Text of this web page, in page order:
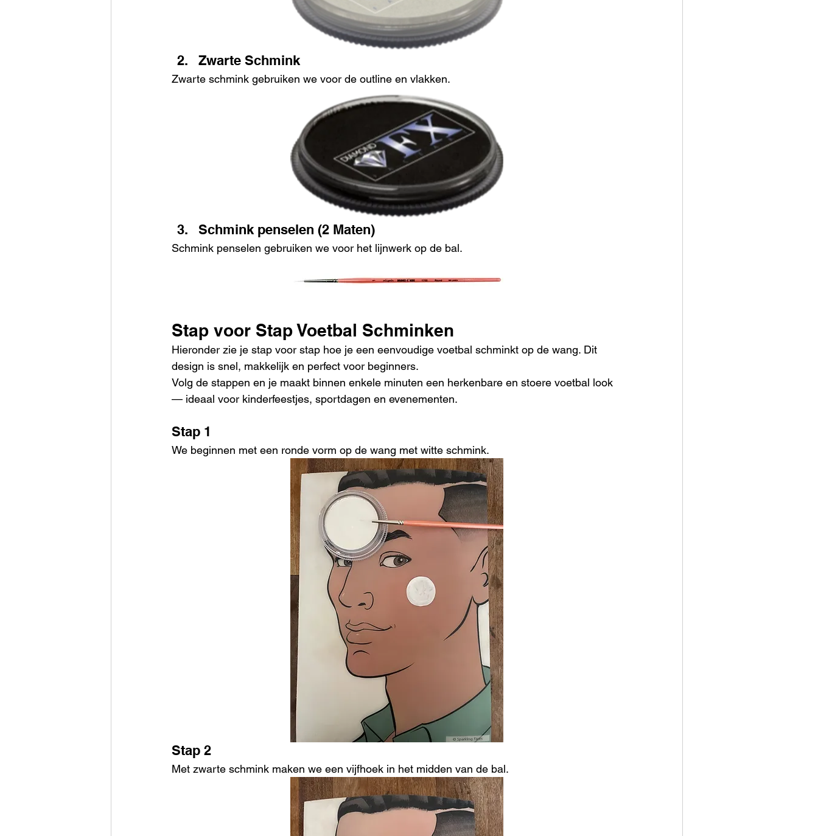
Zwarte Schmink
Zwarte schmink gebruiken we voor de outline en vlakken.
Schmink penselen (2 Maten)
Schmink penselen gebruiken we voor het lijnwerk op de bal.
Stap voor Stap Voetbal Schminken
Hieronder zie je stap voor stap hoe je een eenvoudige voetbal schminkt op de wang. Dit
design is snel, makkelijk en perfect voor beginners.
Volg de stappen en je maakt binnen enkele minuten een herkenbare en stoere voetbal look
— ideaal voor kinderfeestjes, sportdagen en evenementen.
Stap 1
We beginnen met een ronde vorm op de wang met witte schmink.
Stap 2
Met zwarte schmink maken we een vijfhoek in het midden van de bal.